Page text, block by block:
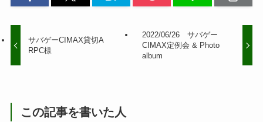
サバゲーCIMAX貸切A
RPC様
2022/06/26 サバゲー
CIMAX定例会 & Photo
album
この記事を書いた人